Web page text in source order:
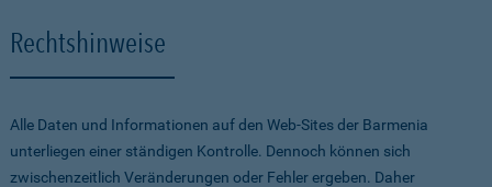
Rechtshinweise
Alle Daten und Informationen auf den Web-Sites der Barmenia
unterliegen einer ständigen Kontrolle. Dennoch können sich
zwischenzeitlich Veränderungen oder Fehler ergeben. Daher